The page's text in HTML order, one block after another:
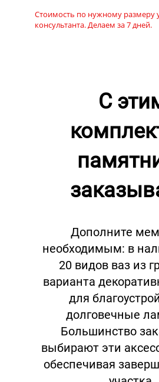
Стоимость по нужному размеру
консультанта. Делаем за 7 дней.
С
Дополните
необходимым: в
20 видов ваз из
варианта
для
долговечные
Большинство
выбирают эти
обеспечивая